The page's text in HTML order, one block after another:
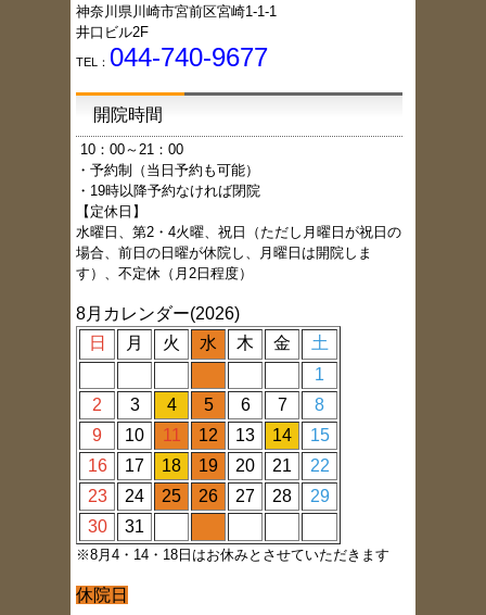
神奈川県川崎市宮前区宮崎1-1-1
井口ビル2F
TEL： 044-740-9677
開院時間
10：00～21：00
・予約制（当日予約も可能）
・19時以降予約なければ閉院
【定休日】
水曜日、第2・4火曜、祝日（ただし月曜日が祝日の
場合、前日の日曜が休院し、月曜日は開院しま
す）、不定休（月2日程度）
8月カレンダー(2026)
日
月 火 水 木 金
土
1
2
3 4 5 6 7
8
9
10 11 12 13 14
15
16
17 18 19 20 21
22
23
24 25 26 27 28
29
30
31
※8月4・14・18日はお休みとさせていただきます
休院日